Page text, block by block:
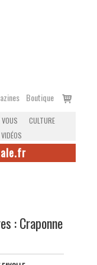
Boutique
Voir
CULTURE
VIDÉOS
: Craponne